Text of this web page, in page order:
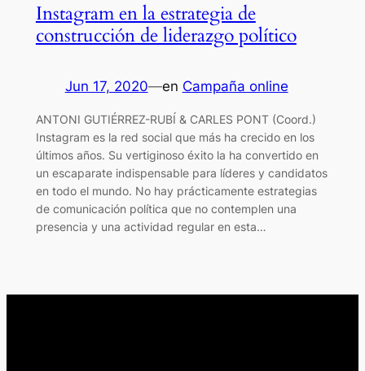
Instagram en la estrategia de
construcción de liderazgo político
Jun 17, 2020—en Campaña online
ANTONI GUTIÉRREZ-RUBÍ & CARLES PONT (Coord.)
Instagram es la red social que más ha crecido en los
últimos años. Su vertiginoso éxito la ha convertido en
un escaparate indispensable para líderes y candidatos
en todo el mundo. No hay prácticamente estrategias
de comunicación política que no contemplen una
presencia y una actividad regular en esta…